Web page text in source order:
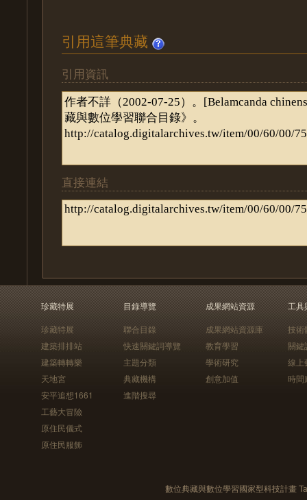
引用這筆典藏
引用資訊
直接連結
珍藏特展
珍藏特展
建築排排站
建築轉轉樂
天地宮
安平追想1661
工藝大冒險
原住民儀式
原住民服飾
目錄導覽
聯合目錄
快速關鍵詞導覽
主題分類
典藏機構
進階搜尋
成果網站資源
成果網站資源庫
教育學習
學術研究
創意加值
工具
技術
關鍵
線上
時間
數位典藏與數位學習國家型科技計畫